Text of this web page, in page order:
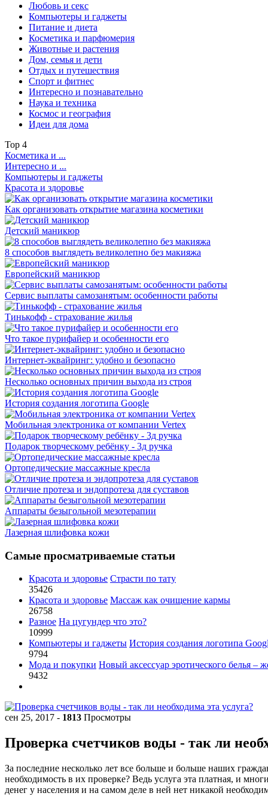
Любовь и секс
Компьютеры и гаджеты
Питание и диета
Косметика и парфюмерия
Животные и растения
Дом, семья и дети
Отдых и путешествия
Спорт и фитнес
Интересно и познавательно
Наука и техника
Космос и география
Идеи для дома
Top 4
Косметика и ...
Интересно и ...
Компьютеры и гаджеты
Красота и здоровье
Как организовать открытие магазина косметики
Детский маникюр
8 способов выглядеть великолепно без макияжа
Европейский маникюр
Сервис выплаты самозанятым: особенности работы
Тинькофф - страхование жилья
Что такое пурифайер и особенности его
Интернет-эквайринг: удобно и безопасно
Несколько основных причин выхода из строя
История создания логотипа Google
Мобильная электроника от компании Vertex
Подарок творческому ребёнку - 3д ручка
Ортопедические массажные кресла
Отличие протеза и эндопротеза для суставов
Аппараты безыгольной мезотерапии
Лазерная шлифовка кожи
Самые просматриваемые статьи
Красота и здоровье Страсти по тату
35426
Красота и здоровье Массаж как очищение кармы
26758
Разное На цугундер что это?
10999
Компьютеры и гаджеты История создания логотипа
9794
Мода и покупки Новый аксессуар эротического белья –
9432
сен 25, 2017 - 1813 Просмотры
Проверка счетчиков воды - так ли
За последние несколько лет все больше и больше наших
необходимость в их проверке? Ведь услуга эта платная, и
денег у населения и на самом деле в ней нет никакой